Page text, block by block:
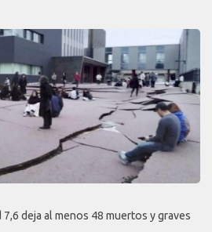
deja al menos 48 muertos y graves